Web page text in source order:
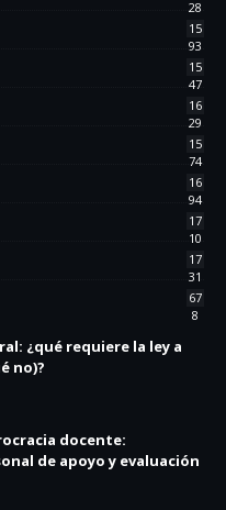
28
15
93
15
47
16
29
15
74
16
94
17
10
17
31
67
8
¿qué requiere la ley a
no)?
docente:
de apoyo y evaluación